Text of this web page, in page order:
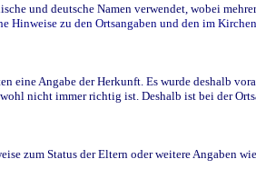
und deutsche Namen verwendet, wobei
Hinweise zu den Ortsangaben und den im
eine Angabe der Herkunft. Es wurde deshalb
nicht immer richtig ist. Deshalb ist bei der
zum Status der Eltern oder weitere Angaben